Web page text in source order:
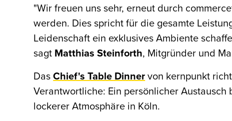
"Wir freuen uns sehr, erneut durch
werden. Dies spricht für die gesamte
Leidenschaft ein exklusives Ambiente
sagt Matthias Steinforth, Mitgründer und
DasChief's Table Dinnervon kernpunkt
Verantwortliche: Ein persönlicher
lockerer Atmosphäre in Köln.